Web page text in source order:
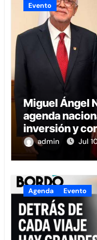
Evento
Miguel Ángel
agenda
inversión y
desarrollo de
admin Jul
Agenda Evento